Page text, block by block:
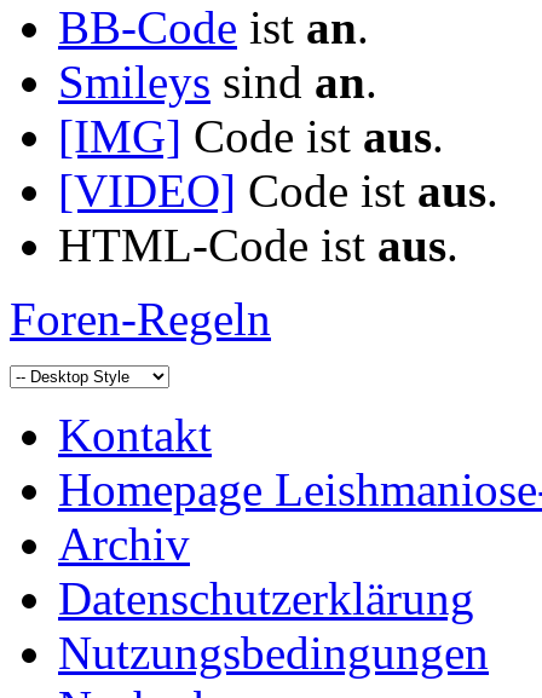
BB-Code ist an.
Smileys sind an.
[IMG] Code ist aus.
[VIDEO] Code ist aus.
HTML-Code ist aus.
Foren-Regeln
Kontakt
Homepage
Archiv
Datenschutzerklärung
Nutzungsbedingungen